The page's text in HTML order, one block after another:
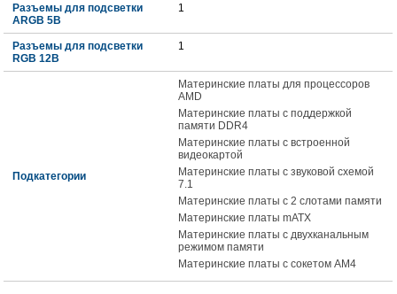
Разъемы для подсветки
ARGB 5В
1
Разъемы для подсветки
RGB 12В
1
Подкатегории
Материнские платы для процессоров
AMD
Материнские платы с поддержкой
памяти DDR4
Материнские платы с встроенной
видеокартой
Материнские платы с звуковой схемой
7.1
Материнские платы с 2 слотами памяти
Материнские платы mATX
Материнские платы с двухканальным
режимом памяти
Материнские платы с сокетом AM4